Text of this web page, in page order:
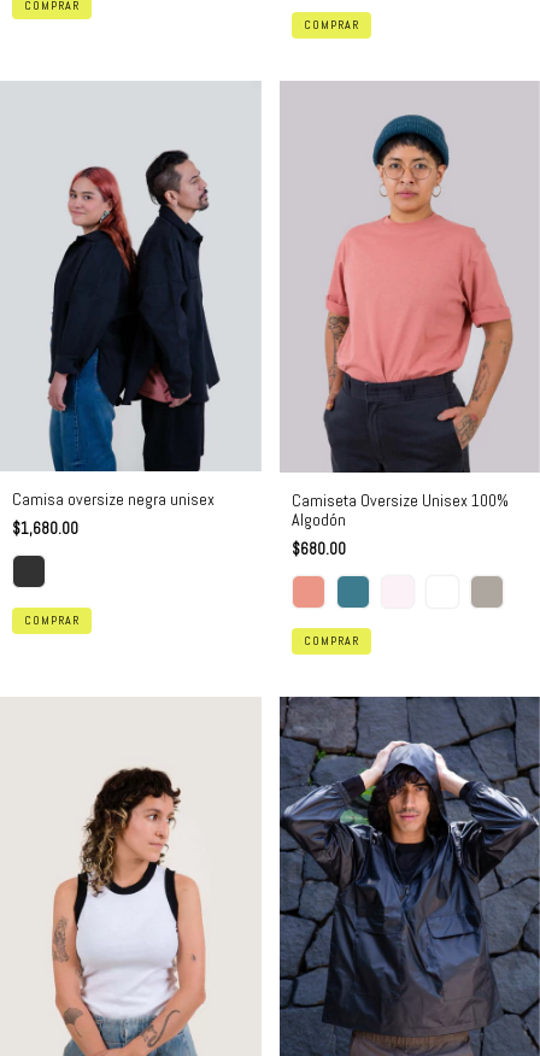
COMPRAR
COMPRAR
Camisa oversize negra unisex
$1,680.00
COMPRAR
Camiseta Oversize Unisex 100%
Algodón
$680.00
COMPRAR